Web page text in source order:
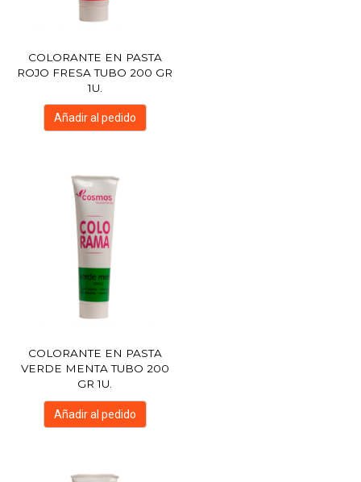
COLORANTE EN PASTA
ROJO FRESA TUBO 200 GR
1U.
Añadir al pedido
COLORANTE EN PASTA
VERDE MENTA TUBO 200
GR 1U.
Añadir al pedido